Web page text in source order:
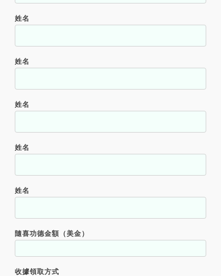
姓名
姓名
姓名
姓名
姓名
隨喜功德金額（美金）
收據領取方式